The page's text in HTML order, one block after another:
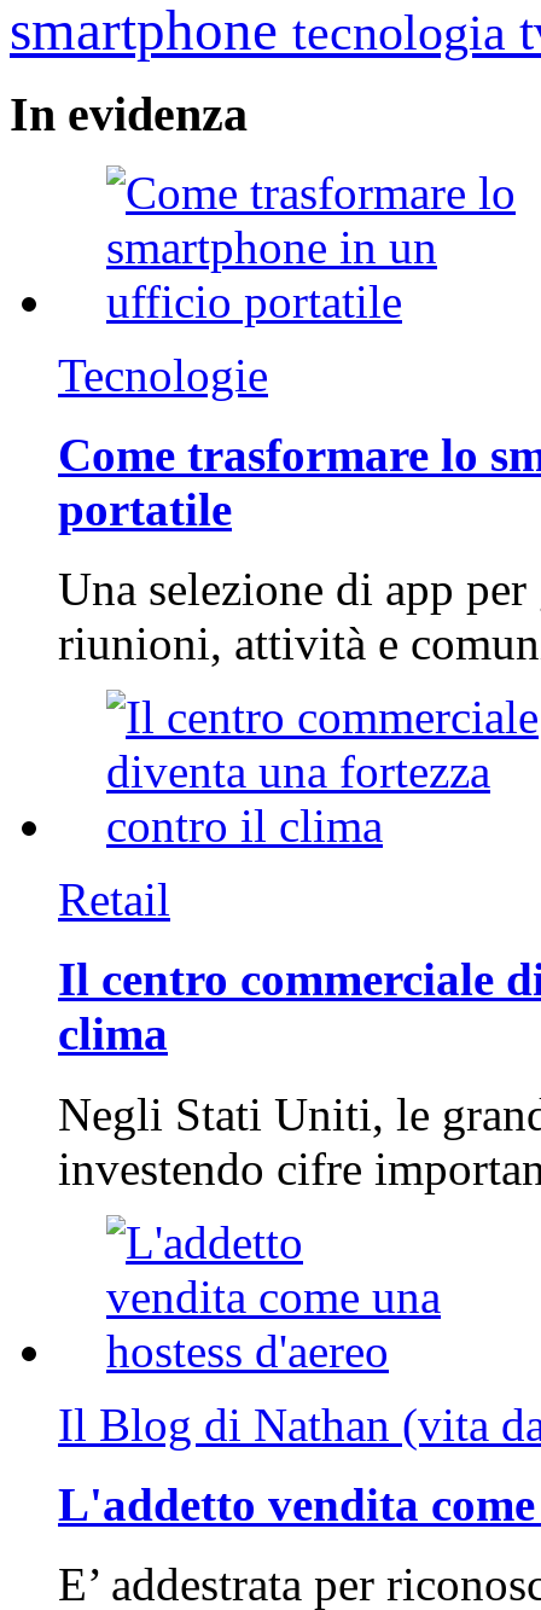
smartphone tecnologia
In evidenza
Tecnologie
Come trasformare lo
portatile
Una selezione di app
riunioni, attività e
Retail
Il centro commerciale
clima
Negli Stati Uniti, le
investendo cifre
Il Blog di Nathan (vita
L'addetto vendita
E’ addestrata per